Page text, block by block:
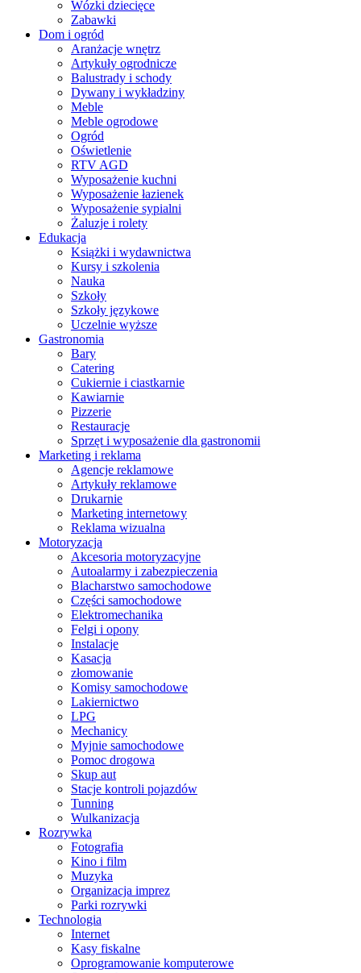
Wózki dziecięce
Zabawki
Dom i ogród
Aranżacje wnętrz
Artykuły ogrodnicze
Balustrady i schody
Dywany i wykładziny
Meble
Meble ogrodowe
Ogród
Oświetlenie
RTV AGD
Wyposażenie kuchni
Wyposażenie łazienek
Wyposażenie sypialni
Żaluzje i rolety
Edukacja
Książki i wydawnictwa
Kursy i szkolenia
Nauka
Szkoły
Szkoły językowe
Uczelnie wyższe
Gastronomia
Bary
Catering
Cukiernie i ciastkarnie
Kawiarnie
Pizzerie
Restauracje
Sprzęt i wyposażenie dla gastronomii
Marketing i reklama
Agencje reklamowe
Artykuły reklamowe
Drukarnie
Marketing internetowy
Reklama wizualna
Motoryzacja
Akcesoria motoryzacyjne
Autoalarmy i zabezpieczenia
Blacharstwo samochodowe
Części samochodowe
Elektromechanika
Felgi i opony
Instalacje
Kasacja
złomowanie
Komisy samochodowe
Lakiernictwo
LPG
Mechanicy
Myjnie samochodowe
Pomoc drogowa
Skup aut
Stacje kontroli pojazdów
Tunning
Wulkanizacja
Rozrywka
Fotografia
Kino i film
Muzyka
Organizacja imprez
Parki rozrywki
Technologia
Internet
Kasy fiskalne
Oprogramowanie komputerowe